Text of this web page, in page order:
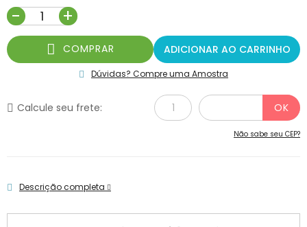
- +
COMPRAR ADICIONAR AO CARRINHO
Dúvidas? Compre uma Amostra
Calcule seu frete:
Não sabe seu CEP?
Descrição completa